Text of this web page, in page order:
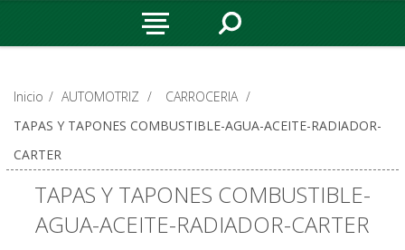
Inicio / AUTOMOTRIZ / CARROCERIA /
TAPAS Y TAPONES COMBUSTIBLE-AGUA-ACEITE-RADIADOR-
CARTER
TAPAS Y TAPONES COMBUSTIBLE-
AGUA-ACEITE-RADIADOR-CARTER